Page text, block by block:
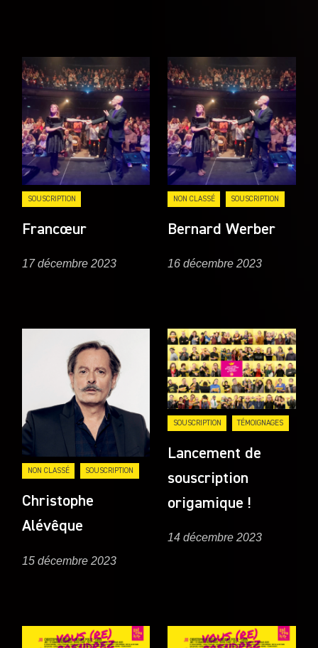
SOUSCRIPTION
Francœur
17 décembre 2023
NON CLASSÉ SOUSCRIPTION
Bernard Werber
16 décembre 2023
NON CLASSÉ SOUSCRIPTION
Christophe
Alévêque
15 décembre 2023
SOUSCRIPTION TÉMOIGNAGES
Lancement de
souscription
origamique !
14 décembre 2023